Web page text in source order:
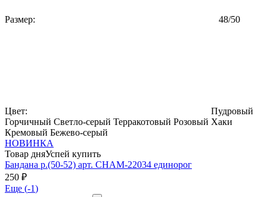
Размер: 48/50
Цвет:
Пудровый
Горчичный Светло-серый Терракотовый Розовый Хаки
Кремовый Бежево-серый
НОВИНКА
Товар дняУспей купить
Бандана р.(50-52) арт. CHAM-22034 единорог
250 ₽
Еще (-1)